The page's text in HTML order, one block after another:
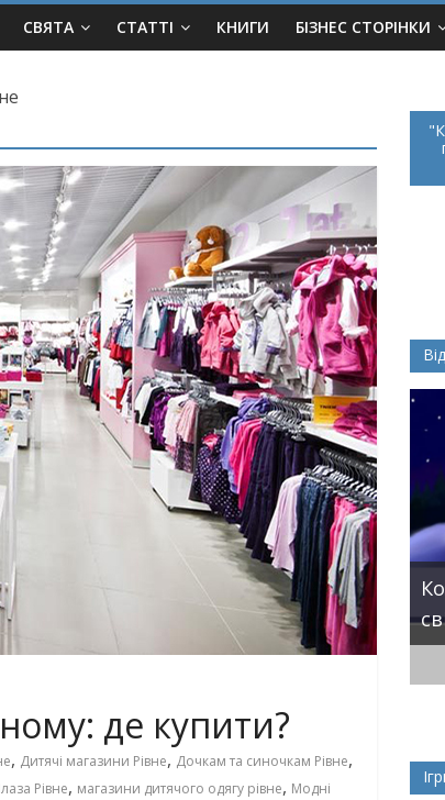
СВЯТА СТАТТІ КНИГИ БІЗНЕС СТОРІНКИ
де купити?
, Дитячі магазини Рівне, Дочкам та синочкам Рівне,
Рівне, магазини дитячого одягу рівне, Модні
Чарівні українські колискові
пісні для дітей (слова та